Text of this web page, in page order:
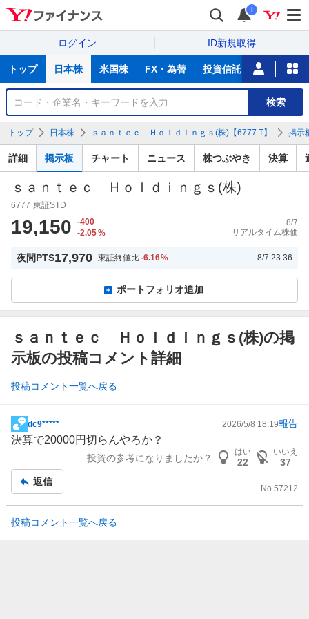
i
ログイン ID新規取得
サ
トップ 日本株 米国株 FX・為替 投資信託 ニュース
銘
検
索
検索
トップ 日本株 ｓａｎｔｅｃ Ｈｏｌｄｉｎｇｓ(株)【6777.T】 掲示
詳細 掲示板 チャート ニュース 株つぶやき 決算
ｓａｎｔｅｃ Ｈｏｌｄｉｎｇｓ(株)
6777 東証STD
19,150
-400
-2.05%
8/7
リアルタイム株価
夜間PTS17,970 東証終値比-6.16% 8/7 23:36
ポートフォリオ追加
ｓａｎｔｅｃ Ｈｏｌｄｉｎｇｓ(株)の掲
示板の投稿コメント詳細
投稿コメント一覧へ戻る
掲
示
事
dc9***** 2026/5/8 18:19報告
決算で20000円切らんやろか？
投資の参考になりましたか？
はい
22
いいえ
37
返信
No.57212
投稿コメント一覧へ戻る